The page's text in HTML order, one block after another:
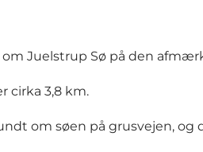
Juelstrup Sø på den
cirka 3,8 km.
om søen på grusvejen, og